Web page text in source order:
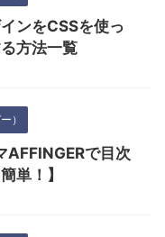
ンをCSSを使っ
方法一覧
）
で目次
単！】